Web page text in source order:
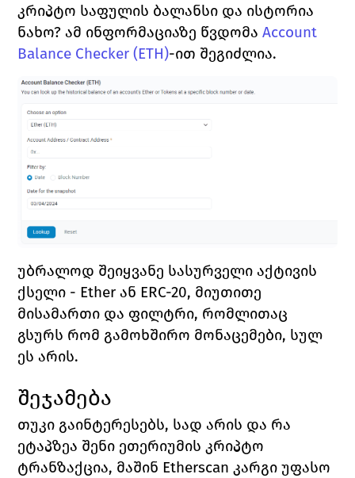
კრიპტო საფულის ბალანსი და ისტორია
ნახო? ამ ინფორმაციაზე წვდომა Account
Balance Checker (ETH)-ით შეგიძლია.
უბრალოდ შეიყვანე სასურველი აქტივის
ქსელი - Ether ან ERC-20, მიუთითე
მისამართი და ფილტრი, რომლითაც
გსურს რომ გამოხშირო მონაცემები, სულ
ეს არის.
შეჯამება
თუკი გაინტერესებს, სად არის და რა
ეტაპზეა შენი ეთერიუმის კრიპტო
ტრანზაქცია, მაშინ Etherscan კარგი უფასო